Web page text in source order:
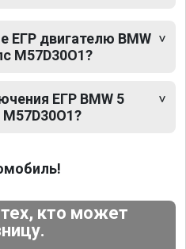
ЕГР двигателю BMW
M57D30O1?
ЕГР BMW 5
кто может